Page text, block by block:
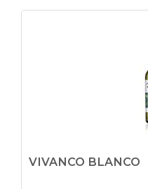
VIVANCO BLANCO